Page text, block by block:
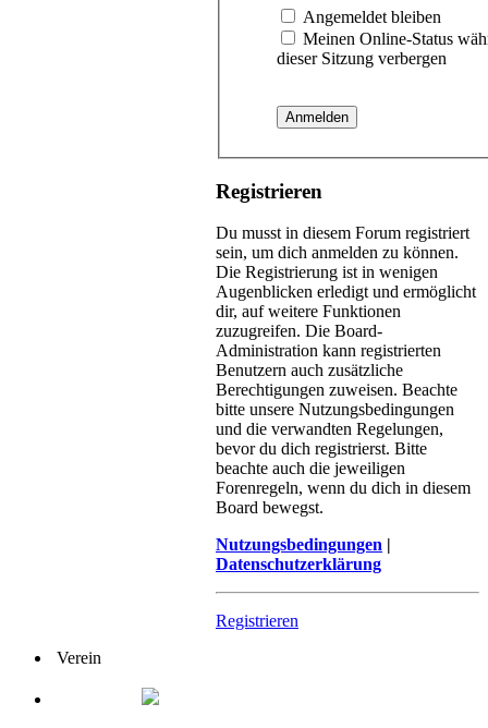
Angemeldet bleiben
Meinen Online-Status
dieser Sitzung verbergen
Registrieren
Du musst in diesem Forum registriert
sein, um dich anmelden zu können.
Die Registrierung ist in wenigen
Augenblicken erledigt und ermöglicht
dir, auf weitere Funktionen
zuzugreifen. Die Board-
Administration kann registrierten
Benutzern auch zusätzliche
Berechtigungen zuweisen. Beachte
bitte unsere Nutzungsbedingungen
und die verwandten Regelungen,
bevor du dich registrierst. Bitte
beachte auch die jeweiligen
Forenregeln, wenn du dich in diesem
Board bewegst.
Nutzungsbedingungen |
Datenschutzerklärung
Registrieren
Verein